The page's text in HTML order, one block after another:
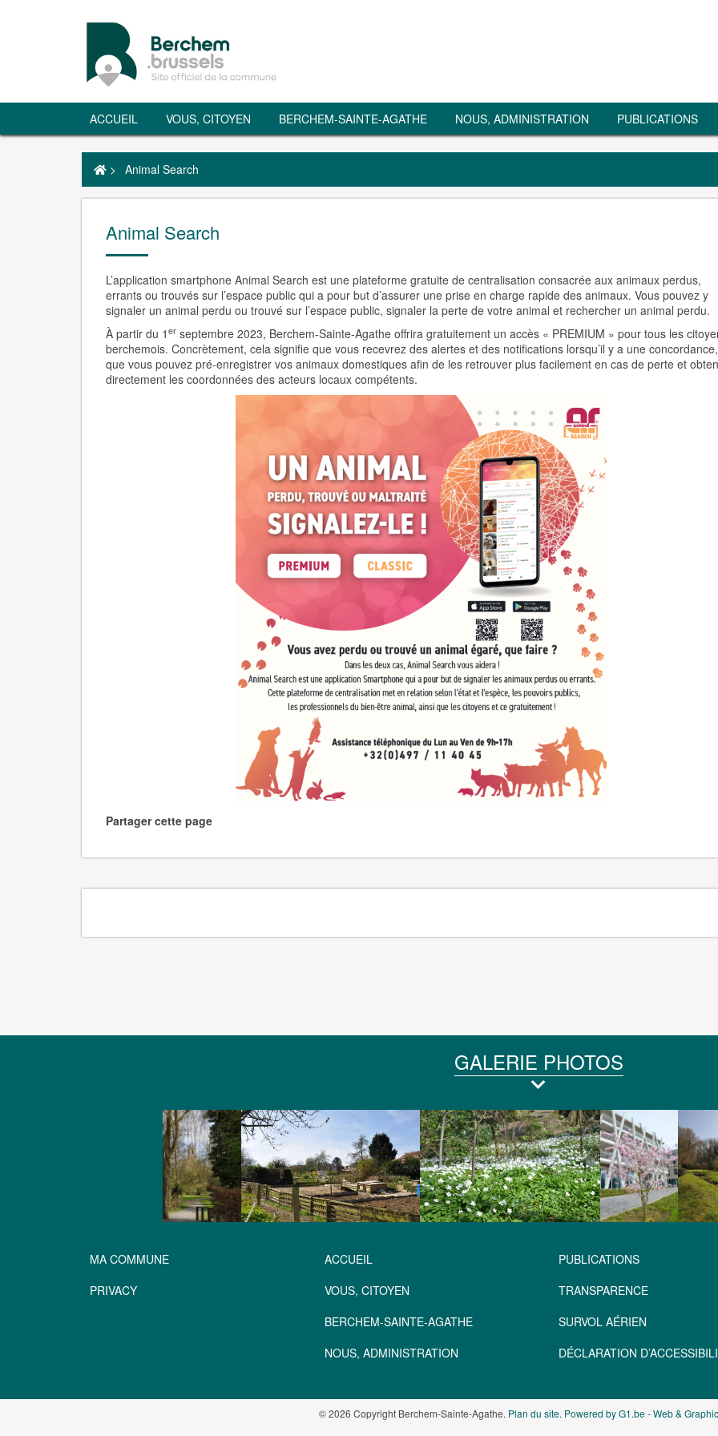
ACCUEIL VOUS, CITOYEN BERCHEM-SAINTE-AGATHE NOUS, ADMINISTRATION PUBLICATIONS
> Animal Search
Animal Search
L’application smartphone Animal Search est une plateforme gratuite de centralisation consacrée aux animaux perdus,
errants ou trouvés sur l’espace public qui a pour but d’assurer une prise en charge rapide des animaux. Vous pouvez y
signaler un animal perdu ou trouvé sur l’espace public, signaler la perte de votre animal et rechercher un animal
À partir du 1 er septembre 2023, Berchem-Sainte-Agathe offrira gratuitement un accès « PREMIUM » pour tous les
berchemois. Concrètement, cela signifie que vous recevrez des alertes et des notifications lorsqu’il y a une concordance,
que vous pouvez pré-enregistrer vos animaux domestiques afin de les retrouver plus facilement en cas de perte et
directement les coordonnées des acteurs locaux compétents.
Partager cette page
GALERIE PHOTOS
MA COMMUNE
PRIVACY
ACCUEIL
VOUS, CITOYEN
BERCHEM-SAINTE-AGATHE
NOUS, ADMINISTRATION
PUBLICATIONS
TRANSPARENCE
SURVOL AÉRIEN
DÉCLARATION
© 2026 Copyright Berchem-Sainte-Agathe. Plan du site. Powered by G1.be - Web &